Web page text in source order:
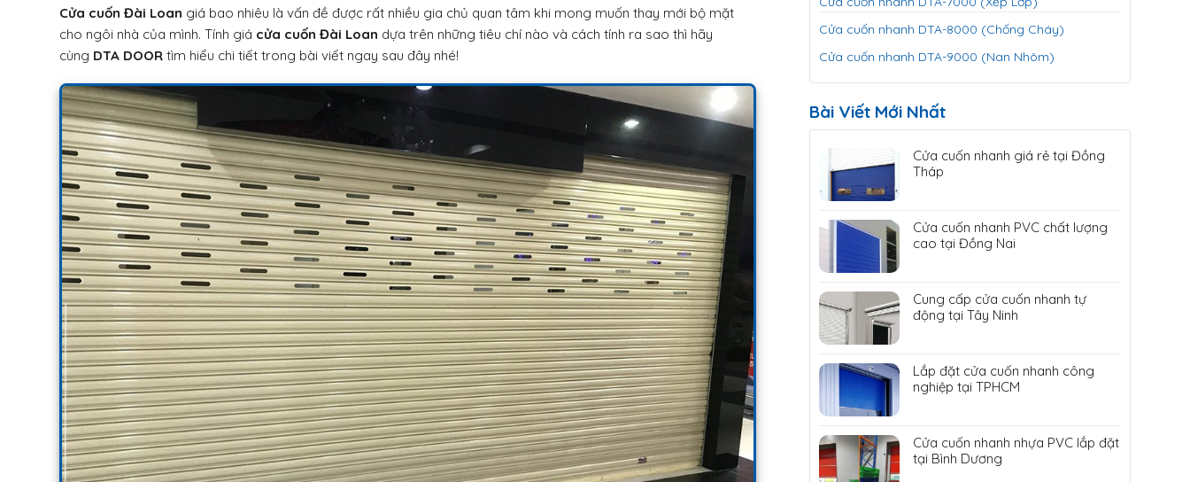
Cửa cuốn Đài Loan giá bao nhiêu là vấn đề được rất nhiều gia chủ quan tâm khi mong muốn thay mới bộ mặt
cho ngôi nhà của mình. Tính giá cửa cuốn Đài Loan dựa trên những tiêu chí nào và cách tính ra sao thì hãy
cùng DTA DOOR tìm hiểu chi tiết trong bài viết ngay sau đây nhé!
Cửa cuốn nhanh DTA-8000 (Chống Cháy)
Cửa cuốn nhanh DTA-9000 (Nan Nhôm)
Bài Viết Mới Nhất
Cửa cuốn nhanh giá rẻ tại Đồng
Tháp
Cửa cuốn nhanh PVC chất lượng
cao tại Đồng Nai
Cung cấp cửa cuốn nhanh tự
động tại Tây Ninh
Lắp đặt cửa cuốn nhanh công
nghiệp tại TPHCM
Cửa cuốn nhanh nhựa PVC lắp đặt
tại Bình Dương